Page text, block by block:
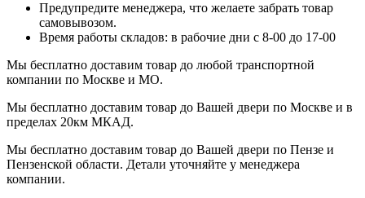
Предупредите менеджера, что желаете забрать товар
самовывозом.
Время работы складов: в рабочие дни с 8-00 до 17-00
Мы бесплатно доставим товар до любой транспортной
компании по Москве и МО.
Мы бесплатно доставим товар до Вашей двери по Москве и в
пределах 20км МКАД.
Мы бесплатно доставим товар до Вашей двери по Пензе и
Пензенской области. Детали уточняйте у менеджера
компании.